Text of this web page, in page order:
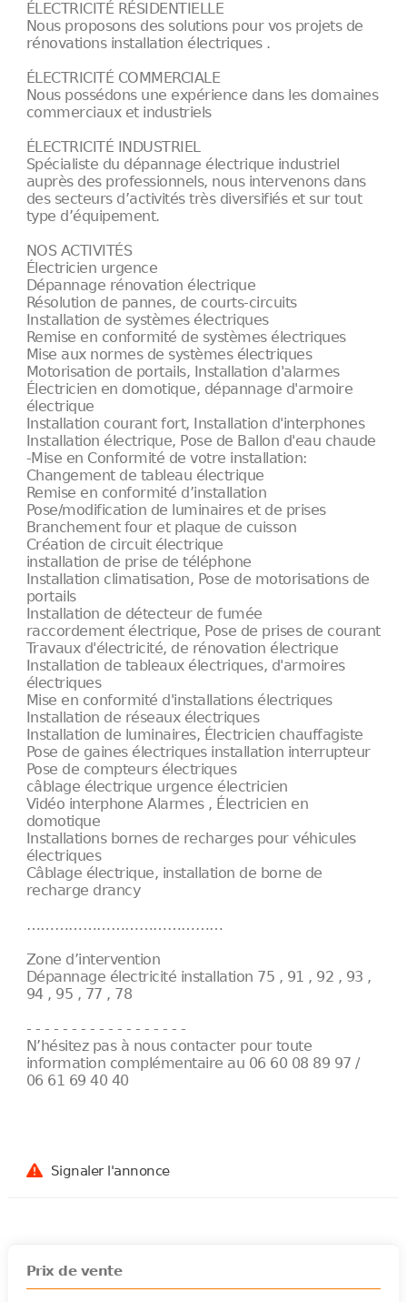
ÉLECTRICITÉ RÉSIDENTIELLE
Nous proposons des solutions pour vos projets de
rénovations installation électriques .
ÉLECTRICITÉ COMMERCIALE
Nous possédons une expérience dans les domaines
commerciaux et industriels
ÉLECTRICITÉ INDUSTRIEL
Spécialiste du dépannage électrique industriel
auprès des professionnels, nous intervenons dans
des secteurs d’activités très diversifiés et sur tout
type d’équipement.
NOS ACTIVITÉS
Électricien urgence
Dépannage rénovation électrique
Résolution de pannes, de courts-circuits
Installation de systèmes électriques
Remise en conformité de systèmes électriques
Mise aux normes de systèmes électriques
Motorisation de portails, Installation d'alarmes
Électricien en domotique, dépannage d'armoire
électrique
Installation courant fort, Installation d'interphones
Installation électrique, Pose de Ballon d'eau chaude
-Mise en Conformité de votre installation:
Changement de tableau électrique
Remise en conformité d’installation
Pose/modification de luminaires et de prises
Branchement four et plaque de cuisson
Création de circuit électrique
installation de prise de téléphone
Installation climatisation, Pose de motorisations de
portails
Installation de détecteur de fumée
raccordement électrique, Pose de prises de courant
Travaux d'électricité, de rénovation électrique
Installation de tableaux électriques, d'armoires
électriques
Mise en conformité d'installations électriques
Installation de réseaux électriques
Installation de luminaires, Électricien chauffagiste
Pose de gaines électriques installation interrupteur
Pose de compteurs électriques
câblage électrique urgence électricien
Vidéo interphone Alarmes , Électricien en
domotique
Installations bornes de recharges pour véhicules
électriques
Câblage électrique, installation de borne de
recharge drancy
……………………………………
Zone d’intervention
Dépannage électricité installation 75 , 91 , 92 , 93 ,
94 , 95 , 77 , 78
- - - - - - - - - - - - - - - - - -
N’hésitez pas à nous contacter pour toute
information complémentaire au 06 60 08 89 97 /
06 61 69 40 40
Signaler l'annonce
Prix de vente